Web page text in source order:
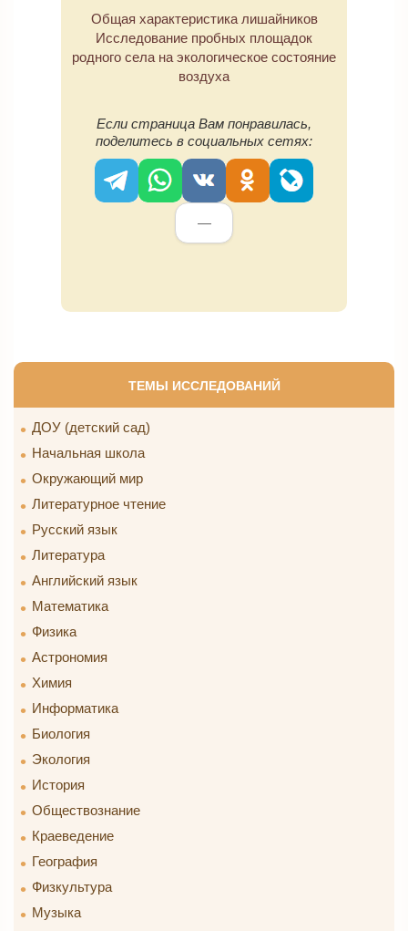
ТЕМЫ ИССЛЕДОВАНИЙ
ДОУ (детский сад)
Начальная школа
Окружающий мир
Литературное чтение
Русский язык
Литература
Английский язык
Математика
Физика
Астрономия
Химия
Информатика
Биология
Экология
История
Обществознание
Краеведение
География
Физкультура
Музыка
Общая характеристика лишайников
Исследование пробных площадок
родного села на экологическое состояние
воздуха
Если страница Вам понравилась,
поделитесь в социальных сетях:
—